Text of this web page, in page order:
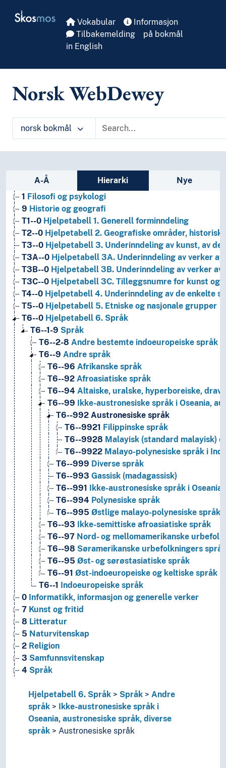
Skosmos Vokabular
Informasjon
Tilbakemelding
på bokmål
in English
Norsk WebDewey
norsk bokmål
Sidefelt: navigér i vokabularet
A-Å Hierarki
Nye
1 Filosofi og psykologi
9 Historie og geografi
T1--0 Hjelpetabell 1. Generell forminndeling
T2--0 Hjelpetabell 2. Geografiske områder,
T3--0 Hjelpetabell 3. Underinndeling av kunst, av
T3A--0 Hjelpetabell 3A. Underinndeling av verker
T3B--0 Hjelpetabell 3B. Underinndeling av verker
T3C--0 Hjelpetabell 3C. Tilleggsnumre for kunst og
T4--0 Hjelpetabell 4. Underinndeling av de enkelte
T5--0 Hjelpetabell 5. Etniske og nasjonale grupper
T6--0 Hjelpetabell 6. Språk
T6--1-9 Språk
T6--2-8 Andre bestemte indoeuropeiske språk
T6--9 Andre språk
T6--96 Afrikanske språk
T6--92 Afroasiatiske språk
T6--94 Altaiske, uralske, hyperboreiske,
T6--99 Ikke-austronesiske språk i Oseania,
T6--992 Austronesiske språk
T6--9921 Filippinske språk
T6--9928 Malayisk (standard malayisk)
T6--9922 Malayo-polynesiske språk i
T6--999 Diverse språk
T6--993 Gassisk (madagassisk)
T6--991
Ikke-austronesiske språk i Oseania
T6--994 Polynesiske språk
T6--995 Østlige malayo-polynesiske språk
T6--93 Ikke-semittiske afroasiatiske språk
T6--97 Nord- og mellomamerikanske
T6--98 Søramerikanske urbefolkningers språk
T6--95 Øst- og sørøstasiatiske språk
T6--91 Øst-indoeuropeiske og keltiske språk
T6--1
Indoeuropeiske språk
0 Informatikk, informasjon og generelle verker
7 Kunst og fritid
8 Litteratur
5 Naturvitenskap
2 Religion
3 Samfunnsvitenskap
4 Språk
Hjelpetabell 6. Språk
Språk
Andre
språk
Ikke-austronesiske språk i
Oseania, austronesiske språk, diverse
språk
Austronesiske språk